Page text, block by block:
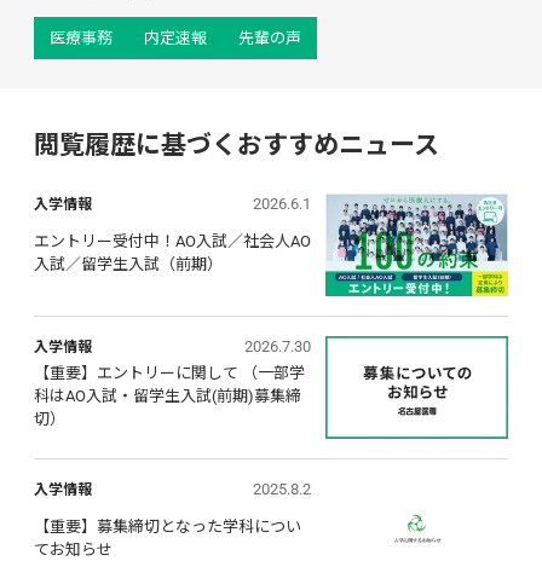
医療事務 内定速報 先輩の声
閲覧履歴に基づくおすすめニュース
入学情報 2026.6.1
エントリー受付中！AO入試／社会人AO
入試／留学生入試（前期）
入学情報
2026.7.30
【重要】エントリーに関して （一部学
科はAO入試・留学生入試(前期)募集締
切）
入学情報 2025.8.2
【重要】募集締切となった学科につい
てお知らせ